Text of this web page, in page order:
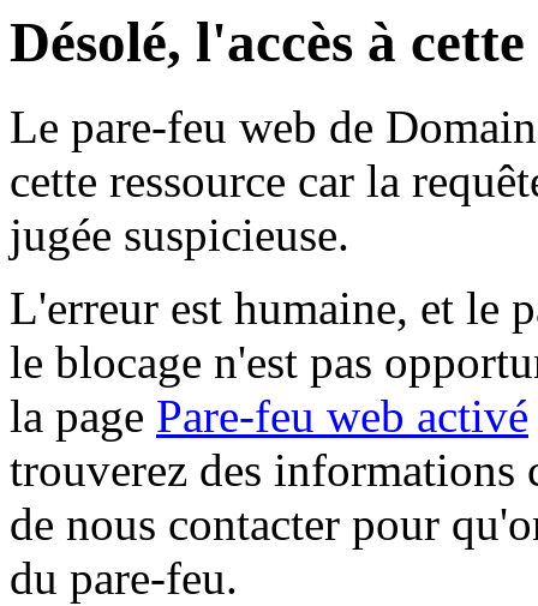
Désolé, l'accès à
Le pare-feu web de
cette ressource car la
jugée suspicieuse.
L'erreur est humaine, et le
le blocage n'est pas
la page Pare-feu web activé
trouverez des informations
de nous contacter pour
du pare-feu.